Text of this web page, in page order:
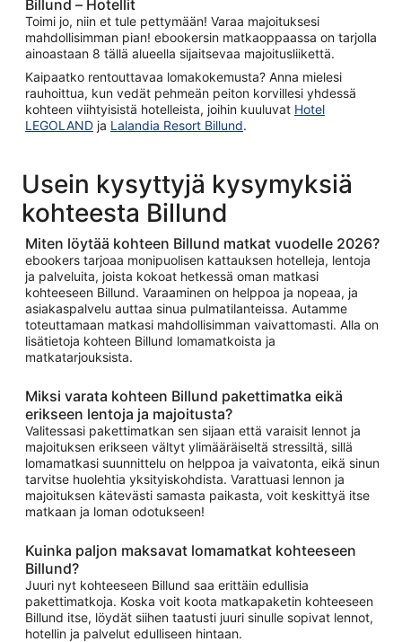
Billund – Hotellit
Toimi jo, niin et tule pettymään! Varaa majoituksesi
mahdollisimman pian! ebookersin matkaoppaassa on tarjolla
ainoastaan 8 tällä alueella sijaitsevaa majoitusliikettä.
Kaipaatko rentouttavaa lomakokemusta? Anna mielesi
rauhoittua, kun vedät pehmeän peiton korvillesi yhdessä
kohteen viihtyisistä hotelleista, joihin kuuluvat Hotel
LEGOLAND ja Lalandia Resort Billund.
Usein kysyttyjä kysymyksiä
kohteesta Billund
Miten löytää kohteen Billund matkat vuodelle 2026?
ebookers tarjoaa monipuolisen kattauksen hotelleja, lentoja
ja palveluita, joista kokoat hetkessä oman matkasi
kohteeseen Billund. Varaaminen on helppoa ja nopeaa, ja
asiakaspalvelu auttaa sinua pulmatilanteissa. Autamme
toteuttamaan matkasi mahdollisimman vaivattomasti. Alla on
lisätietoja kohteen Billund lomamatkoista ja
matkatarjouksista.
Miksi varata kohteen Billund pakettimatka eikä
erikseen lentoja ja majoitusta?
Valitessasi pakettimatkan sen sijaan että varaisit lennot ja
majoituksen erikseen vältyt ylimääräiseltä stressiltä, sillä
lomamatkasi suunnittelu on helppoa ja vaivatonta, eikä sinun
tarvitse huolehtia yksityiskohdista. Varattuasi lennon ja
majoituksen kätevästi samasta paikasta, voit keskittyä itse
matkaan ja loman odotukseen!
Kuinka paljon maksavat lomamatkat kohteeseen
Billund?
Juuri nyt kohteeseen Billund saa erittäin edullisia
pakettimatkoja. Koska voit koota matkapaketin kohteeseen
Billund itse, löydät siihen taatusti juuri sinulle sopivat lennot,
hotellin ja palvelut edulliseen hintaan.